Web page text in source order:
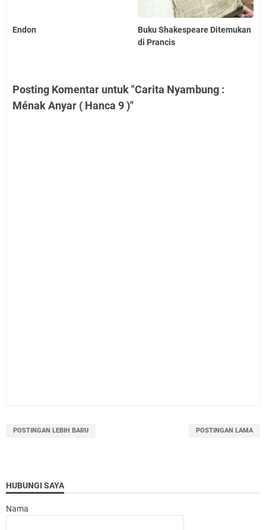
Endon
Buku Shakespeare Ditemukan
di Prancis
Posting Komentar untuk "Carita Nyambung :
Ménak Anyar ( Hanca 9 )"
POSTINGAN LEBIH BARU POSTINGAN LAMA
HUBUNGI SAYA
Nama